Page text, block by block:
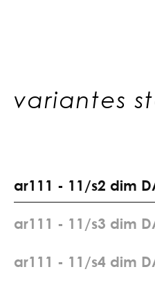
variantes
ar1 1 1 - 1 1 /s2 dim D
ar1 1 1 - 1 1 /s3 dim D
ar1 1 1 - 1 1 /s4 dim D